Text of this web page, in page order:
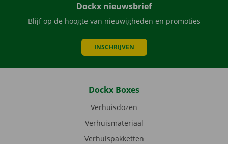
Dockx nieuwsbrief
Blijf op de hoogte van nieuwigheden en promoties
INSCHRIJVEN
Dockx Boxes
Verhuisdozen
Verhuismateriaal
Verhuispakketten